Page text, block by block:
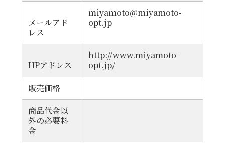
メールアド
レス
miyamoto@miyamoto-
opt.jp
HPアドレス
http://www.miyamoto-
opt.jp/
販売価格
商品代金以
外の必要料
金